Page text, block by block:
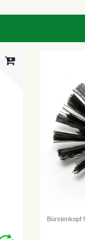
Bürstenkopf